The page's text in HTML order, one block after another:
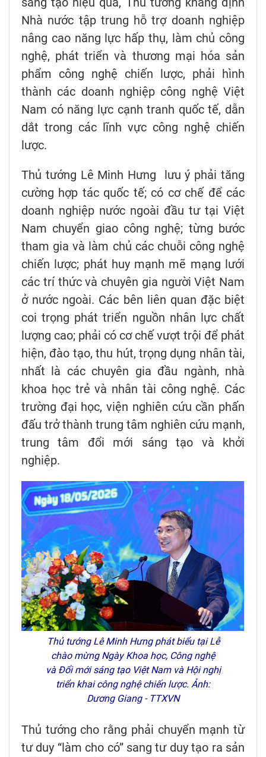
Nhà nước tập trung hỗ trợ doanh nghiệp
nâng cao năng lực hấp thụ, làm chủ công
nghệ, phát triển và thương mại hóa sản
phẩm công nghệ chiến lược, phải hình
thành các doanh nghiệp công nghệ Việt
Nam có năng lực cạnh tranh quốc tế, dẫn
dắt trong các lĩnh vực công nghệ chiến
lược.
Thủ tướng Lê Minh Hưng lưu ý phải tăng
cường hợp tác quốc tế; có cơ chế để các
doanh nghiệp nước ngoài đầu tư tại Việt
Nam chuyển giao công nghệ; từng bước
tham gia và làm chủ các chuỗi công nghệ
chiến lược; phát huy mạnh mẽ mạng lưới
các trí thức và chuyên gia người Việt Nam
ở nước ngoài. Các bên liên quan đặc biệt
coi trọng phát triển nguồn nhân lực chất
lượng cao; phải có cơ chế vượt trội để phát
hiện, đào tạo, thu hút, trọng dụng nhân tài,
nhất là các chuyên gia đầu ngành, nhà
khoa học trẻ và nhân tài công nghệ. Các
trường đại học, viện nghiên cứu cần phấn
đấu trở thành trung tâm nghiên cứu mạnh,
trung tâm đổi mới sáng tạo và khởi
nghiệp.
Thủ tướng Lê Minh Hưng phát biểu tại Lễ
chào mừng Ngày Khoa học, Công nghệ
và Đổi mới sáng tạo Việt Nam và Hội nghị
triển khai công nghệ chiến lược. Ảnh:
Dương Giang - TTXVN
Thủ tướng cho rằng phải chuyển mạnh từ
tư duy “làm cho có” sang tư duy tạo ra sản